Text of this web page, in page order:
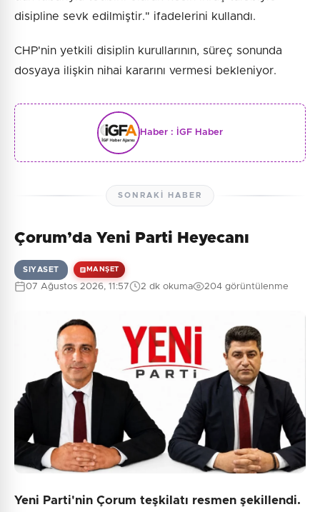
disipline sevk edilmiştir." ifadelerini kullandı.
CHP'nin yetkili disiplin kurullarının, süreç sonunda
dosyaya ilişkin nihai kararını vermesi bekleniyor.
Haber : İGF Haber
SONRAKI HABER
Çorum’da Yeni Parti Heyecanı
SIYASET MANŞET
07 Ağustos 2026, 11:57 2 dk okuma 204 görüntülenme
Yeni Parti'nin Çorum teşkilatı resmen şekillendi.